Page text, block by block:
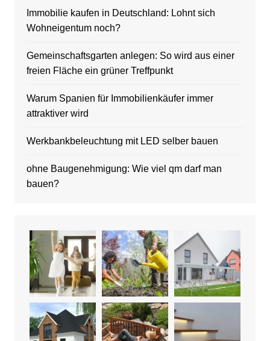
Immobilie kaufen in Deutschland: Lohnt sich
Wohneigentum noch?
Gemeinschaftsgarten anlegen: So wird aus einer
freien Fläche ein grüner Treffpunkt
Warum Spanien für Immobilienkäufer immer
attraktiver wird
Werkbankbeleuchtung mit LED selber bauen
ohne Baugenehmigung: Wie viel qm darf man
bauen?